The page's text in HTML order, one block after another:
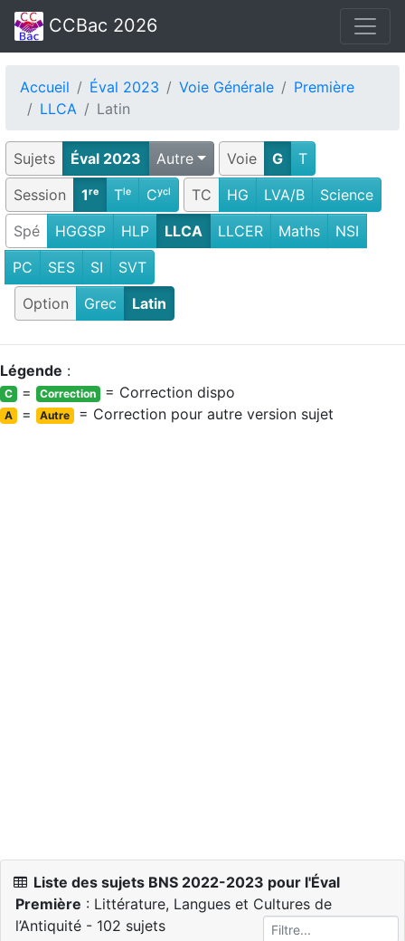
CCBac 2026
Accueil Éval 2023 Voie Générale
Première
LLCA
Latin
Sujets Éval 2023 Autre Voie G
T
Session
1ʳᵉ Tˡᵉ Cʸᶜˡ TC HG LVA/B
Science
Spé
HGGSP HLP LLCA LLCER Maths
NSI
PC
SES SI
SVT
Option
Grec Latin
Légende :
C = Correction = Correction dispo
A = Autre = Correction pour autre version sujet
Liste des sujets BNS 2022-2023 pour l'Éval
Première : Littérature, Langues et Cultures de
l’Antiquité - 102 sujets